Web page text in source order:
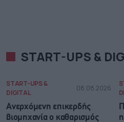
START-UPS &
START-UPS &
DIGITAL
08.08.2026
Ανερχόμενη επικερδής
βιομηχανία ο καθαρισμός